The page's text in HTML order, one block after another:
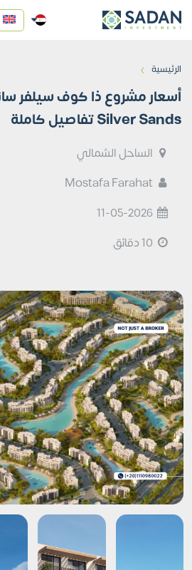
الرئيسية ›
Silver Sands تفاصيل كاملة
الساحل الشمالي
Mostafa Farahat
11-05-2026